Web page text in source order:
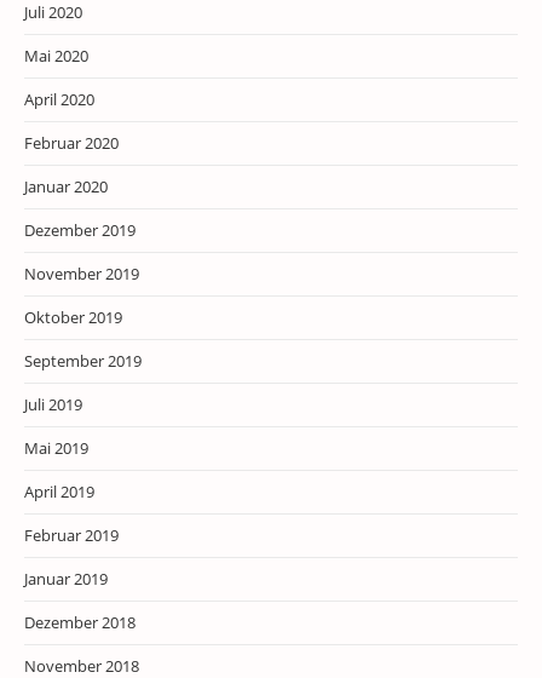
Juli 2020
Mai 2020
April 2020
Februar 2020
Januar 2020
Dezember 2019
November 2019
Oktober 2019
September 2019
Juli 2019
Mai 2019
April 2019
Februar 2019
Januar 2019
Dezember 2018
November 2018